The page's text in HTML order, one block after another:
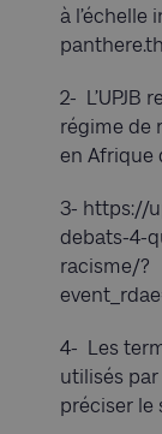
à l’échelle
2- L’UPJB
régime de
en Afrique
3- https://
debats-4-
racisme/?
4- Les
utilisés par
préciser le